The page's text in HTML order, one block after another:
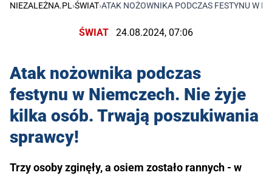
NIEZALEŻNA.PL ›ŚWIAT›ATAK NOŻOWNIKA PODCZAS FESTYNU W
ŚWIAT 24.08.2024, 07:06
Atak nożownika podczas
festynu w Niemczech. Nie żyje
kilka osób. Trwają poszukiwania
sprawcy!
Trzy osoby zginęły, a osiem zostało rannych - w